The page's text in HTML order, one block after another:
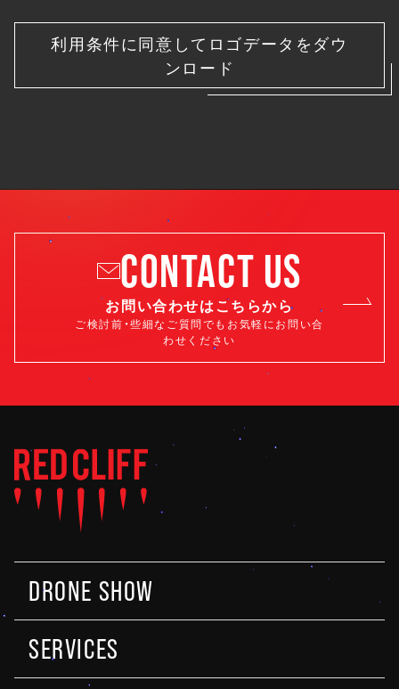
利用条件に同意してロゴデータをダウ
ンロード
CONTACT US
お問い合わせはこちらから
ご検討前・些細なご質問でもお気軽にお問い合
わせください
DRONE SHOW
SERVICES